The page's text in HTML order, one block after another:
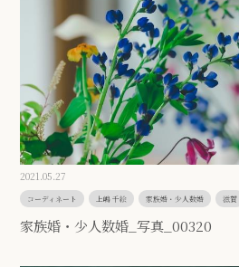
2021.05.27
コーディネート 上嶋 千絵 家族婚・少人数婚 滋賀
家族婚・少人数婚_写真_00320